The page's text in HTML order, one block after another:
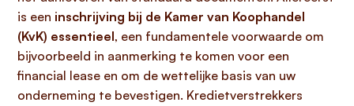
is een inschrijving bij de Kamer van Koophandel
(KvK) essentieel, een fundamentele voorwaarde om
bijvoorbeeld in aanmerking te komen voor een
financial lease en om de wettelijke basis van uw
onderneming te bevestigen. Kredietverstrekkers